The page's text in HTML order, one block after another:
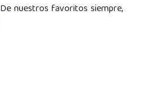
De nuestros favoritos siempre,